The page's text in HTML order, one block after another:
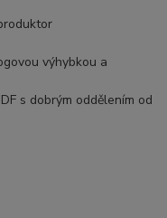
výhybkou a
s dobrým oddělením od